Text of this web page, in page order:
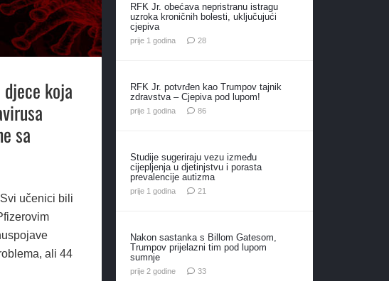
koja
sa
učenici bili
ali 44
RFK Jr. obećava nepristranu istragu
uzroka kroničnih bolesti, uključujući
cjepiva
prije 1 godina 28komentara
RFK Jr. potvrđen kao Trumpov tajnik
zdravstva – Cjepiva pod lupom!
prije 1 godina 86komentara
Studije sugeriraju vezu između
cijepljenja u djetinjstvu i porasta
prevalencije autizma
prije 1 godina 21
Nakon sastanka s Billom Gatesom,
Trumpov prijelazni tim pod lupom
sumnje
prije 2 godine 33komentara